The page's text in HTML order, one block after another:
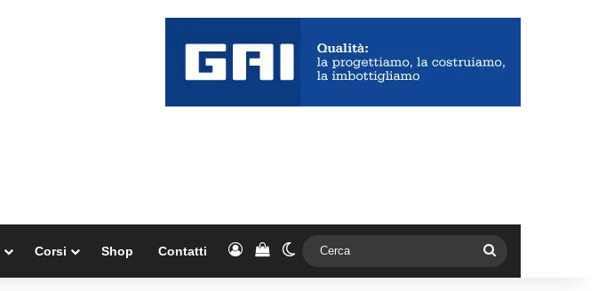
Corsi Shop Contatti AccediVedi il carrello
Cambia aspetto